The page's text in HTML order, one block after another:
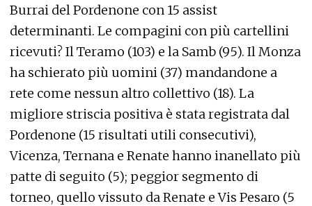
Burrai del Pordenone con 15 assist
determinanti. Le compagini con più cartellini
ricevuti? Il Teramo (103) e la Samb (95). Il Monza
ha schierato più uomini (37) mandandone a
rete come nessun altro collettivo (18). La
migliore striscia positiva è stata registrata dal
Pordenone (15 risultati utili consecutivi),
Vicenza, Ternana e Renate hanno inanellato più
patte di seguito (5); peggior segmento di
torneo, quello vissuto da Renate e Vis Pesaro (5